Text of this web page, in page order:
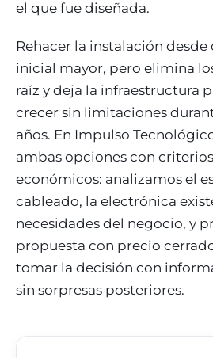
el que fue diseñada.
Rehacer la instalación
inicial mayor, pero elimina
raíz y deja la infraestructura
crecer sin limitaciones
años. En Impulso
ambas opciones con
económicos: analizamos el
cableado, la electrónica
necesidades del negocio, y
propuesta con precio
tomar la decisión con
sin sorpresas posteriores.